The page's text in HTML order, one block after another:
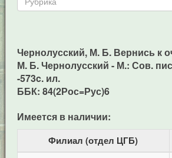
Чернолусский, М. Б. Вернись к
М. Б. Чернолусский - М.: Сов.
-573c. ил.
ББК: 84(2Рос=Рус)6
Имеется в наличии:
Филиал (отдел ЦГБ)